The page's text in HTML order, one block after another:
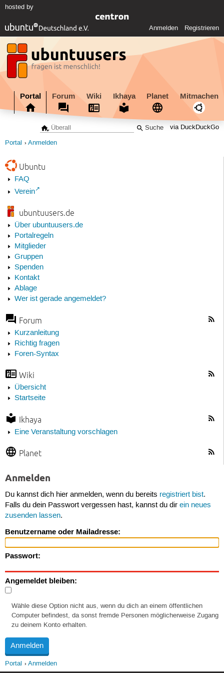
hosted by
Anmelden Registrieren
Portal Forum Wiki Ikhaya Planet Mitmachen
via DuckDuckGo
Portal Anmelden
Ubuntu
FAQ
Verein
ubuntuusers.de
Über ubuntuusers.de
Portalregeln
Mitglieder
Gruppen
Spenden
Kontakt
Ablage
Wer ist gerade angemeldet?
Forum
Kurzanleitung
Richtig fragen
Foren-Syntax
Wiki
Übersicht
Startseite
Ikhaya
Eine Veranstaltung vorschlagen
Planet
Anmelden
Du kannst dich hier anmelden, wenn du bereits registriert bist.
Falls du dein Passwort vergessen hast, kannst du dir ein neues
zusenden lassen.
Benutzername oder Mailadresse:
Passwort:
Angemeldet bleiben:
Wähle diese Option nicht aus, wenn du dich an einem öffentlichen
Computer befindest, da sonst fremde Personen möglicherweise Zugang
zu deinem Konto erhalten.
Portal Anmelden